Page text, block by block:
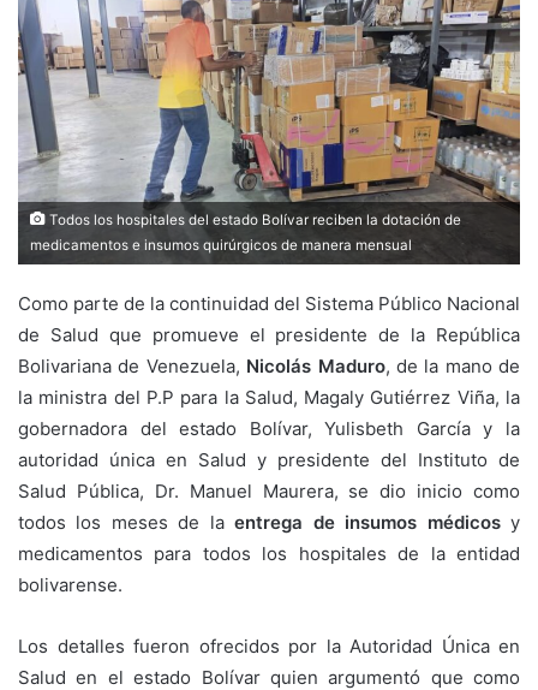
Todos los hospitales del estado Bolívar reciben la dotación de
medicamentos e insumos quirúrgicos de manera mensual
Como parte de la continuidad del Sistema Público Nacional
de Salud que promueve el presidente de la República
Bolivariana de Venezuela, Nicolás Maduro, de la mano de
la ministra del P.P para la Salud, Magaly Gutiérrez Viña, la
gobernadora del estado Bolívar, Yulisbeth García y la
autoridad única en Salud y presidente del Instituto de
Salud Pública, Dr. Manuel Maurera, se dio inicio como
todos los meses de laentrega de insumos médicosy
medicamentos para todos los hospitales de la entidad
bolivarense.
Los detalles fueron ofrecidos por la Autoridad Única en
Salud en el estado Bolívar quien argumentó que como